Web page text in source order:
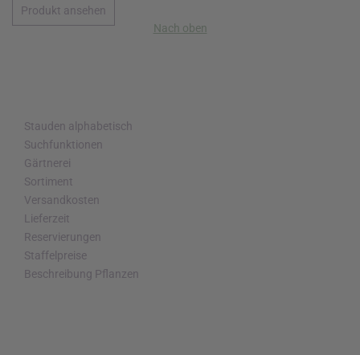
Produkt ansehen
Nach oben
Stauden alphabetisch
Suchfunktionen
Gärtnerei
Sortiment
Versandkosten
Lieferzeit
Reservierungen
Staffelpreise
Beschreibung Pflanzen